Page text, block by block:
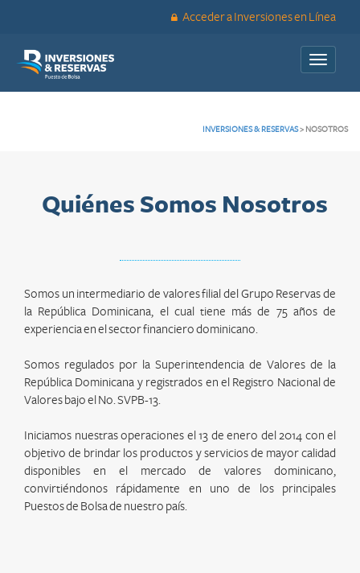
Acceder a Inversiones en Línea
Toggle
INVERSIONES & RESERVAS> NOSOTROS
Quiénes Somos Nosotros
Somos un intermediario de valores filial del Grupo Reservas de
la República Dominicana, el cual tiene más de 75 años de
experiencia en el sector financiero dominicano.
Somos regulados por la Superintendencia de Valores de la
República Dominicana y registrados en el Registro Nacional de
Valores bajo el No. SVPB-13.
Iniciamos nuestras operaciones el 13 de enero del 2014 con el
objetivo de brindar los productos y servicios de mayor calidad
disponibles en el mercado de valores dominicano,
convirtiéndonos rápidamente en uno de los principales
Puestos de Bolsa de nuestro país.